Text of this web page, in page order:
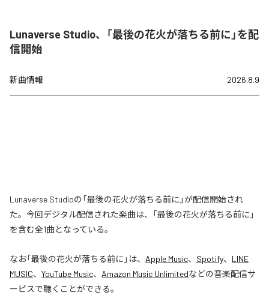
Lunaverse Studio、「最後の花火が落ちる前に」を配
信開始
新曲情報 2026.8.9
Lunaverse Studioの「最後の花火が落ちる前に」が配信開始され
た。今回デジタル配信された楽曲は、「最後の花火が落ちる前に」
を含む全1曲となっている。
なお「最後の花火が落ちる前に 」は、 Apple Music、 Spotify、 LINE
MUSIC、 YouTube Music、 Amazon Music Unlimitedなどの音楽配信サ
ービスで聴くことができる。